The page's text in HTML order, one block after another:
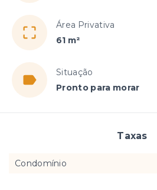
Área Privativa
61 m²
Situação
Pronto para morar
Taxas
Condomínio